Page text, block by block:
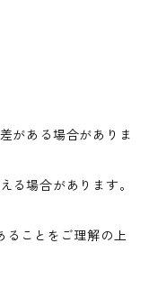
がある場合がありま
る場合があります。
ることをご理解の上